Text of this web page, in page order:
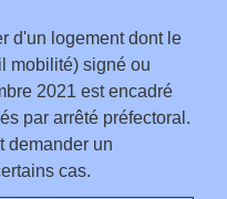
d'un logement dont le
mobilité) signé ou
2021 est encadré
par arrêté préfectoral.
demander un
cas.